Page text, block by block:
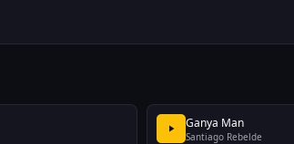
Ganya Man
Santiago Rebelde